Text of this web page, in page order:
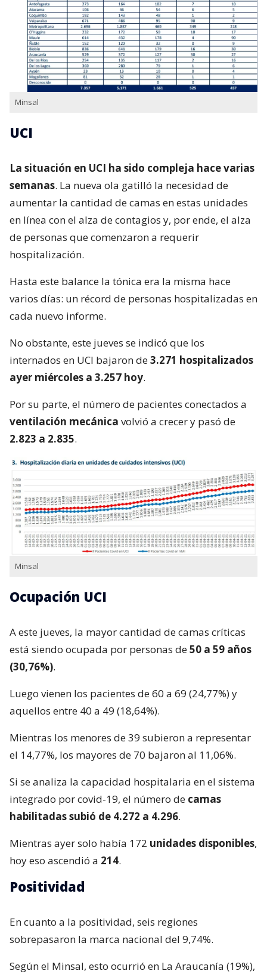
Minsal
UCI
La situación en UCI ha sido compleja hace varias
semanas. La nueva ola gatilló la necesidad de
aumentar la cantidad de camas en estas unidades
en línea con el alza de contagios y, por ende, el alza
de personas que comenzaron a requerir
hospitalización.
Hasta este balance la tónica era la misma hace
varios días: un récord de personas hospitalizadas en
cada nuevo informe.
No obstante, este jueves se indicó que los
internados en UCI bajaron de3.271 hospitalizados
ayer miércoles a 3.257 hoy.
Por su parte, el número de pacientes conectados a
ventilación mecánica volvió a crecer y pasó de
2.823 a 2.835.
Minsal
Ocupación UCI
A este jueves, la mayor cantidad de camas críticas
está siendo ocupada por personas de50 a 59 años
(30,76%).
Luego vienen los pacientes de 60 a 69 (24,77%) y
aquellos entre 40 a 49 (18,64%).
Mientras los menores de 39 subieron a representar
el 14,77%, los mayores de 70 bajaron al 11,06%.
Si se analiza la capacidad hospitalaria en el sistema
integrado por covid-19, el número de camas
habilitadas subió de 4.272 a 4.296.
Mientras ayer solo había 172 unidades disponibles,
hoy eso ascendió a 214.
Positividad
En cuanto a la positividad, seis regiones
sobrepasaron la marca nacional del 9,74%.
Según el Minsal, esto ocurrió en La Araucanía (19%),